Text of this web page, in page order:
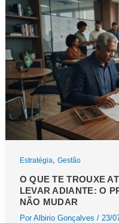
uma
torneira
mal
fechada
Estratégia, Gestão
O QUE TE TROUXE
LEVAR ADIANTE: O
NÃO MUDAR
PorAlbirio Gonçalves / 23/